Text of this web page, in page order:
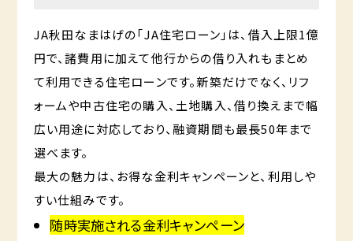
JA秋田なまはげの「JA住宅ローン」は、借入上限1億
円で、諸費用に加えて他行からの借り入れもまとめ
て利用できる住宅ローンです。新築だけでなく、リフ
ォームや中古住宅の購入、土地購入、借り換えまで幅
広い用途に対応しており、融資期間も最長50年まで
選べます。
最大の魅力は、お得な金利キャンペーンと、利用しや
すい仕組みです。
随時実施される金利キャンペーン